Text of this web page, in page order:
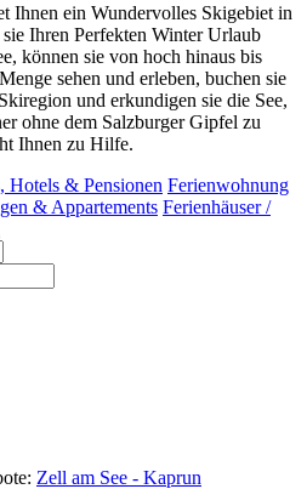
Ihnen ein Wundervolles Skigebiet in
Ihren Perfekten Winter Urlaub
können sie von hoch hinaus bis
sehen und erleben, buchen sie
und erkundigen sie die See,
ohne dem Salzburger Gipfel zu
Ihnen zu Hilfe.
Hotels & Pensionen Ferienwohnung
& Appartements Ferienhäuser /
Zell am See - Kaprun